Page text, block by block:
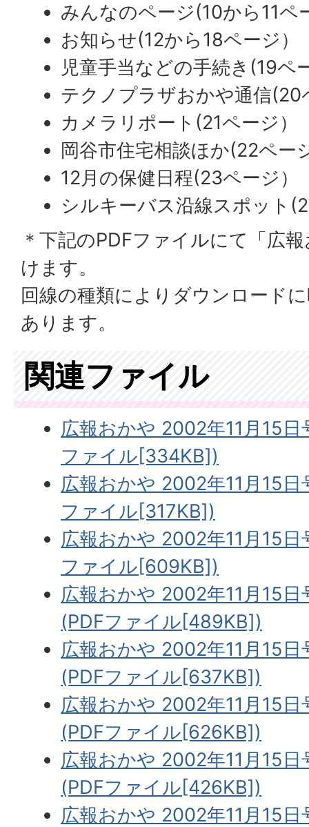
みんなのページ(10から11ペ
お知らせ(12から18ページ）
児童手当などの手続き(19ペ
テクノプラザおかや通信(20
カメラリポート(21ページ）
岡谷市住宅相談ほか(22ペー
12月の保健日程(23ページ）
シルキーバス沿線スポット
＊下記のPDFファイルにて「広
けます。
回線の種類によりダウンロード
あります。
関連ファイル
広報おかや 2002年11月15
ファイル[334KB])
広報おかや 2002年11月15
ファイル[317KB])
広報おかや 2002年11月15
ファイル[609KB])
広報おかや 2002年11月15日
(PDFファイル[489KB])
広報おかや 2002年11月15
(PDFファイル[637KB])
広報おかや 2002年11月15
(PDFファイル[626KB])
広報おかや 2002年11月15
(PDFファイル[426KB])
広報おかや 2002年11月15